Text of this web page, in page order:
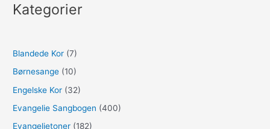
Kategorier
Blandede Kor (7)
Børnesange (10)
Engelske Kor (32)
Evangelie Sangbogen (400)
Evangelietoner (182)